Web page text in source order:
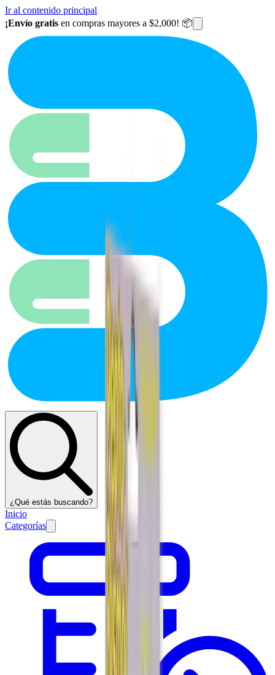
Ir al contenido principal
¡Envío gratis en compras mayores a $2,000! 📦
¿Qué estás buscando?
Inicio
Categorías